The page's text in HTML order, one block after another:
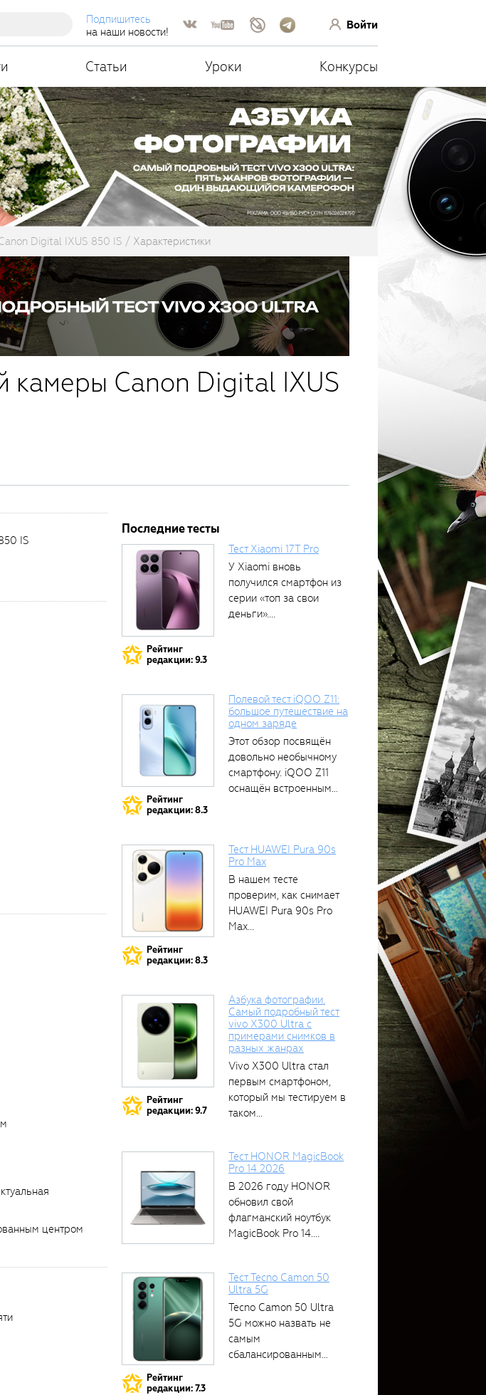
Подпишитесь
на наши новости!
Войти
Статьи Уроки Конкурсы
Digital IXUS 850 IS Характеристики
камеры Canon Digital IXUS
IS
центром
Последние тесты
Рейтинг
редакции: 9.3
Тест Xiaomi 17T Pro
У Xiaomi вновь
получился смартфон из
серии «топ за свои
деньги»....
Рейтинг
редакции: 8.3
Полевой тест iQOO Z11:
большое путешествие на
одном заряде
Этот обзор посвящён
довольно необычному
смартфону. iQOO Z11
оснащён встроенным
Рейтинг
редакции: 8.3
Тест HUAWEI Pura 90s
Pro Max
В нашем тесте
проверим, как снимает
HUAWEI Pura 90s Pro
Max...
Рейтинг
редакции: 9.7
Азбука фотографии.
Самый подробный тест
vivo X300 Ultra с
примерами снимков в
разных жанрах
Vivo X300 Ultra стал
первым смартфоном,
который мы тестируем в
таком...
Тест HONOR MagicBook
Pro 14 2026
В 2026 году HONOR
обновил свой
флагманский ноутбук
MagicBook Pro 14....
Рейтинг
редакции: 7.3
Тест Tecno Camon 50
Ultra 5G
Tecno Camon 50 Ultra
5G можно назвать не
самым
сбалансированным